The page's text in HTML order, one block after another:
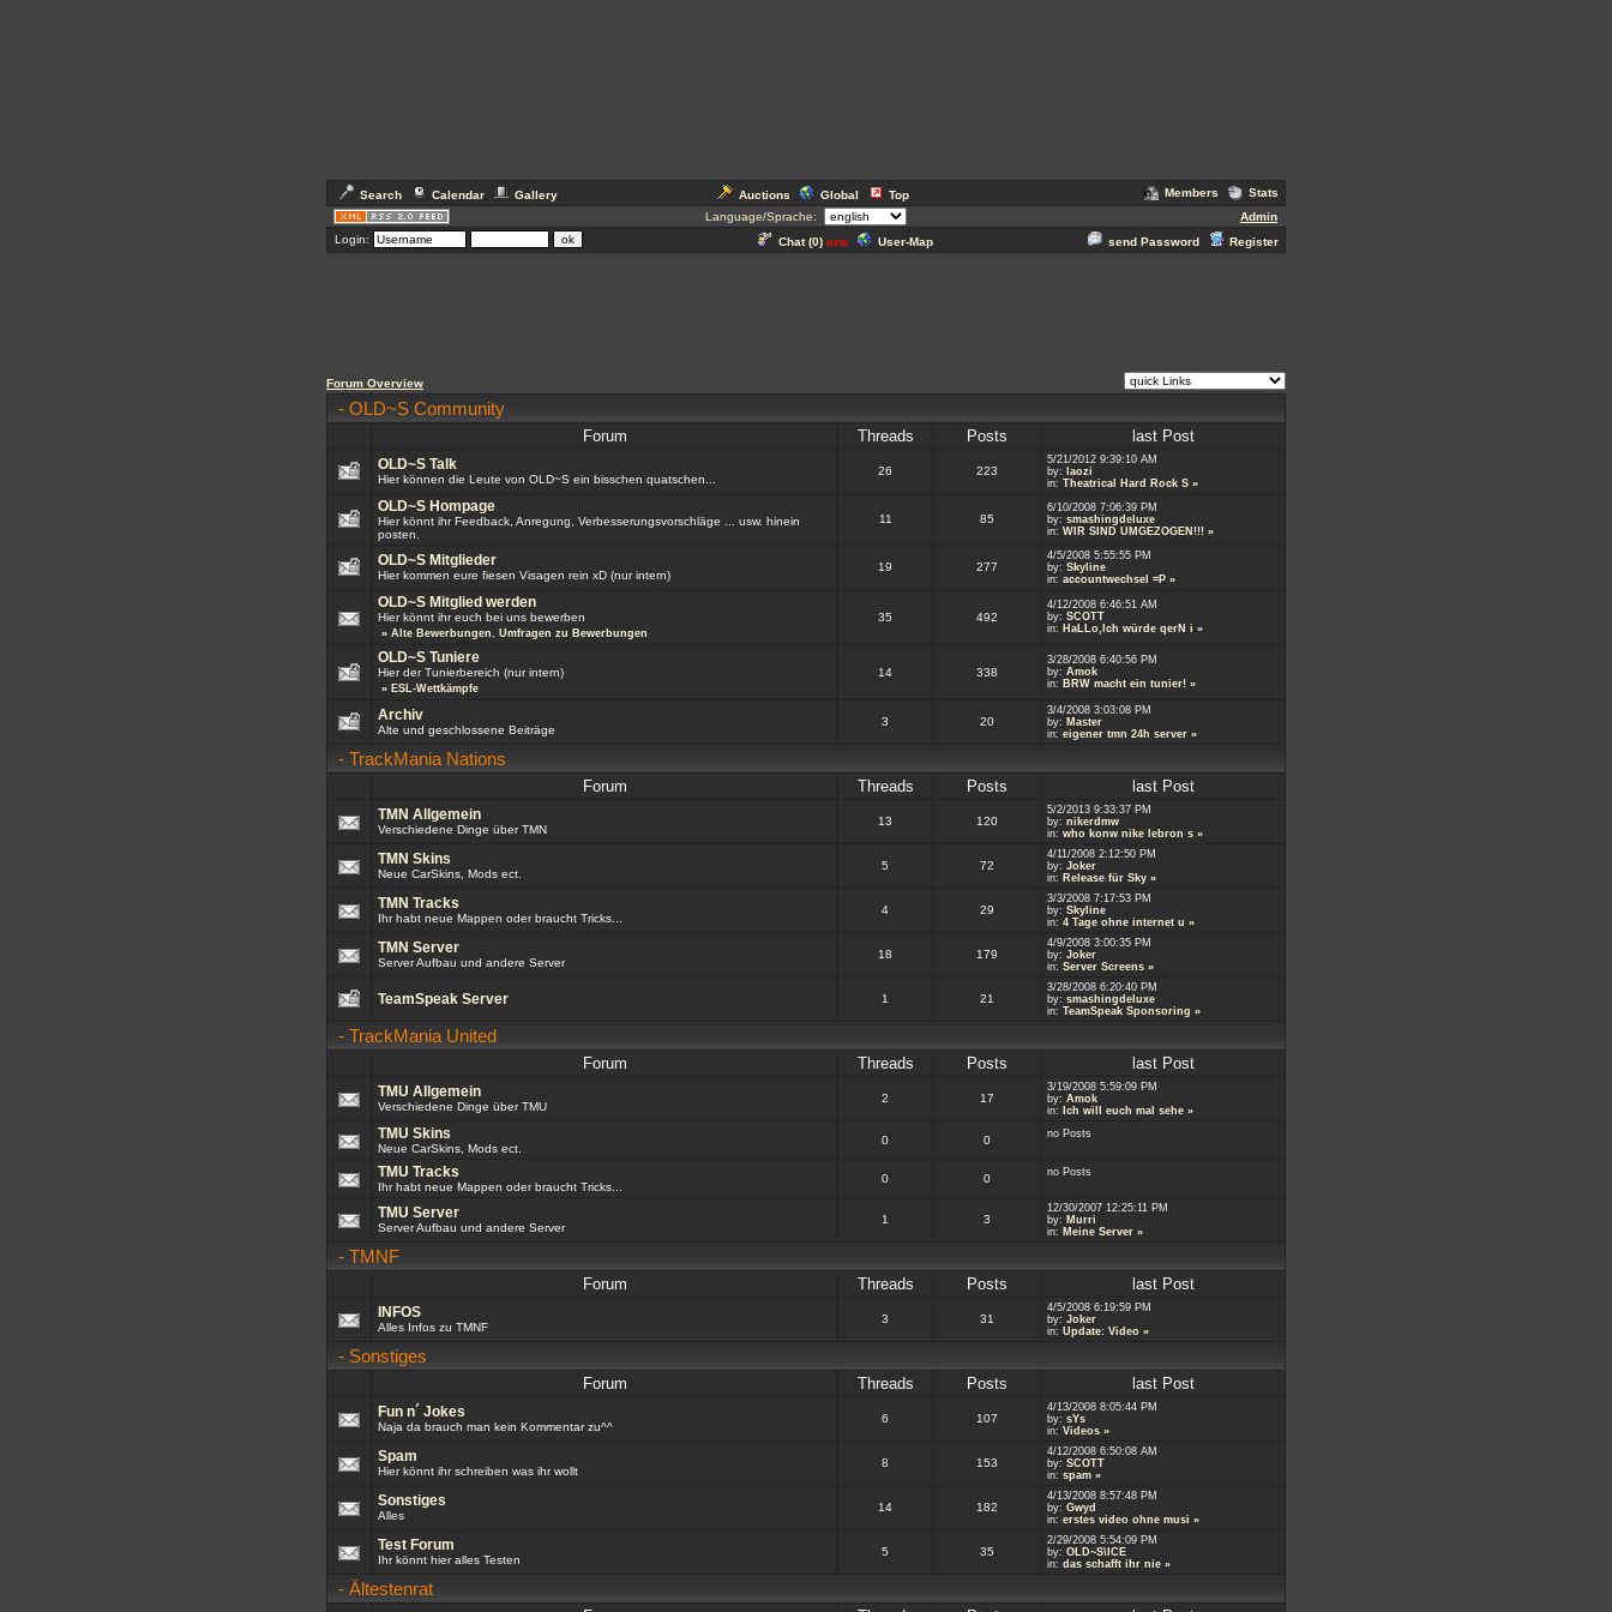
Search Calendar Gallery Auctions Global Top Members
Stats
Language/Sprache:
Admin
Login:
Chat (0) new User-Map send Password Register
Forum Overview
- OLD~S Community
Forum Threads Posts last Post
OLD~S Talk
Hier können die Leute von OLD~S ein bisschen quatschen...
26 223
5/21/2012 9:39:10 AM
by:
laozi
in: Theatrical Hard Rock S »
OLD~S Hompage
Hier könnt ihr Feedback, Anregung, Verbesserungsvorschläge ... usw. hinein
posten.
11 85
6/10/2008 7:06:39 PM
by: smashingdeluxe
in: WIR SIND UMGEZOGEN!!! »
OLD~S Mitglieder
Hier kommen eure fiesen Visagen rein xD (nur intern)
19 277
4/5/2008 5:55:55 PM
by: Skyline
in: accountwechsel =P »
OLD~S Mitglied werden
Hier könnt ihr euch bei uns bewerben
» Alte Bewerbungen, Umfragen zu Bewerbungen
35 492
4/12/2008 6:46:51 AM
by: SCOTT
in: HaLLo,Ich würde qerN i »
OLD~S Tuniere
Hier der Tunierbereich (nur intern)
» ESL-Wettkämpfe
14 338
3/28/2008 6:40:56 PM
by: Amok
in: BRW macht ein tunier! »
Archiv
Alte und geschlossene Beiträge
3 20
3/4/2008 3:03:08 PM
by: Master
in: eigener tmn 24h server »
- TrackMania Nations
Forum Threads Posts last Post
TMN Allgemein
Verschiedene Dinge über TMN
13 120
5/2/2013 9:33:37 PM
by: nikerdmw
in: who konw nike lebron s »
TMN Skins
Neue CarSkins, Mods ect.
5 72
4/11/2008 2:12:50 PM
by: Joker
in: Release für Sky »
TMN Tracks
Ihr habt neue Mappen oder braucht Tricks...
4 29
3/3/2008 7:17:53 PM
by: Skyline
in: 4 Tage ohne internet u »
TMN Server
Server Aufbau und andere Server
18 179
4/9/2008 3:00:35 PM
by: Joker
in: Server Screens »
TeamSpeak Server 1 21
3/28/2008 6:20:40 PM
by: smashingdeluxe
in: TeamSpeak Sponsoring »
- TrackMania United
Forum Threads Posts last Post
TMU Allgemein
Verschiedene Dinge über TMU
2 17
3/19/2008 5:59:09 PM
by: Amok
in:
Ich will euch mal sehe »
TMU Skins
Neue CarSkins, Mods ect.
0 0 no Posts
TMU Tracks
Ihr habt neue Mappen oder braucht Tricks...
0 0 no Posts
TMU Server
Server Aufbau und andere Server
1 3
12/30/2007 12:25:11 PM
by: Murri
in: Meine Server »
- TMNF
Forum Threads Posts last Post
INFOS
Alles Infos zu TMNF
3 31
4/5/2008 6:19:59 PM
by: Joker
in: Update: Video »
- Sonstiges
Forum Threads Posts last Post
Fun n´ Jokes
Naja da brauch man kein Kommentar zu^^
6 107
4/13/2008 8:05:44 PM
by: sYs
in: Videos »
Spam
Hier könnt ihr schreiben was ihr wollt
8 153
4/12/2008 6:50:08 AM
by: SCOTT
in: spam »
Sonstiges
Alles
14 182
4/13/2008 8:57:48 PM
by: Gwyd
in: erstes video ohne musi »
Test Forum
Ihr könnt hier alles Testen
5 35
2/29/2008 5:54:09 PM
by: OLD~S\ICE
in: das schafft ihr nie »
- Ältestenrat